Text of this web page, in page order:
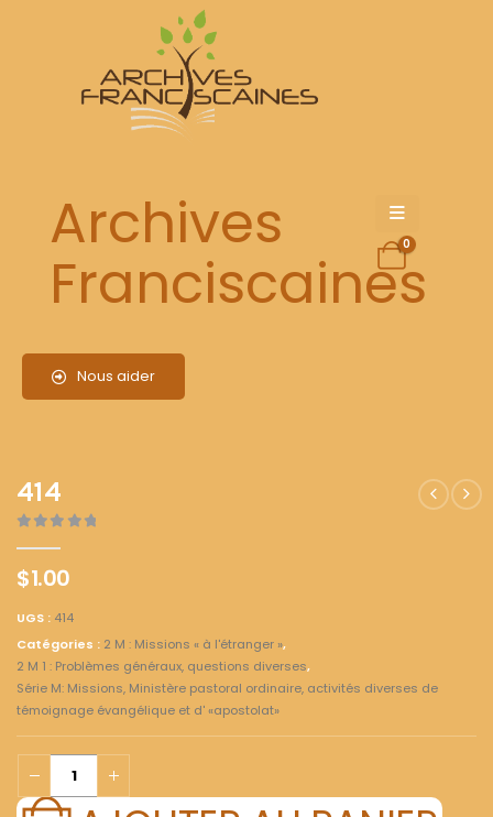
Archives
Franciscaines
Nous aider
0
414
$1.00
UGS : 414
Catégories : 2 M : Missions « à l'étranger »,
2 M 1 : Problèmes généraux, questions diverses,
Série M: Missions, Ministère pastoral ordinaire, activités diverses de
témoignage évangélique et d' «apostolat»